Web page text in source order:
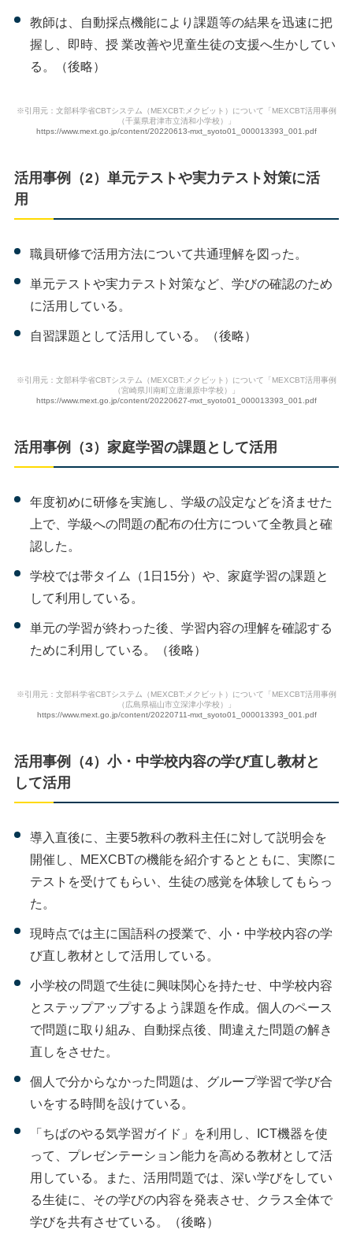
教師は、自動採点機能により課題等の結果を迅速に把
握し、即時、授 業改善や児童生徒の支援へ生かしてい
る。（後略）
※引用元：文部科学省CBTシステム（MEXCBT:メクビット）について「MEXCBT活用事例
（千葉県君津市立清和小学校）」
https://www.mext.go.jp/content/20220613-mxt_syoto01_000013393_001.pdf
活用事例（2）単元テストや実力テスト対策に活
用
職員研修で活用方法について共通理解を図った。
単元テストや実力テスト対策など、学びの確認のため
に活用している。
自習課題として活用している。（後略）
※引用元：文部科学省CBTシステム（MEXCBT:メクビット）について「MEXCBT活用事例
（宮崎県川南町立唐瀬原中学校）」
https://www.mext.go.jp/content/20220627-mxt_syoto01_000013393_001.pdf
活用事例（3）家庭学習の課題として活用
年度初めに研修を実施し、学級の設定などを済ませた
上で、学級への問題の配布の仕方について全教員と確
認した。
学校では帯タイム（1日15分）や、家庭学習の課題と
して利用している。
単元の学習が終わった後、学習内容の理解を確認する
ために利用している。（後略）
※引用元：文部科学省CBTシステム（MEXCBT:メクビット）について「MEXCBT活用事例
（広島県福山市立深津小学校）」
https://www.mext.go.jp/content/20220711-mxt_syoto01_000013393_001.pdf
活用事例（4）小・中学校内容の学び直し教材と
して活用
導入直後に、主要5教科の教科主任に対して説明会を
開催し、MEXCBTの機能を紹介するとともに、実際に
テストを受けてもらい、生徒の感覚を体験してもらっ
た。
現時点では主に国語科の授業で、小・中学校内容の学
び直し教材として活用している。
小学校の問題で生徒に興味関心を持たせ、中学校内容
とステップアップするよう課題を作成。個人のペース
で問題に取り組み、自動採点後、間違えた問題の解き
直しをさせた。
個人で分からなかった問題は、グループ学習で学び合
いをする時間を設けている。
「ちばのやる気学習ガイド」を利用し、ICT機器を使
って、プレゼンテーション能力を高める教材として活
用している。また、活用問題では、深い学びをしてい
る生徒に、その学びの内容を発表させ、クラス全体で
学びを共有させている。（後略）